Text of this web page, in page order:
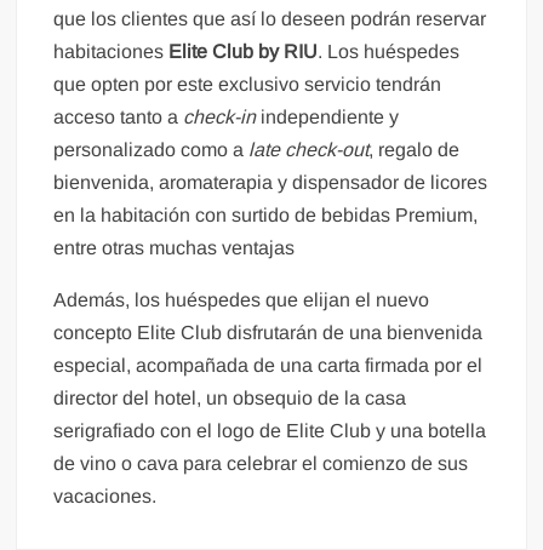
que los clientes que así lo deseen podrán reservar
habitaciones Elite Club by RIU. Los huéspedes
que opten por este exclusivo servicio tendrán
acceso tanto a check-inindependiente y
personalizado como a late check-out, regalo de
bienvenida, aromaterapia y dispensador de licores
en la habitación con surtido de bebidas Premium,
entre otras muchas ventajas
Además, los huéspedes que elijan el nuevo
concepto Elite Club disfrutarán de una bienvenida
especial, acompañada de una carta firmada por el
director del hotel, un obsequio de la casa
serigrafiado con el logo de Elite Club y una botella
de vino o cava para celebrar el comienzo de sus
vacaciones.